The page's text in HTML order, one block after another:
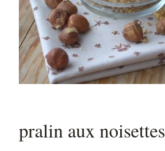
pralin aux noisettes